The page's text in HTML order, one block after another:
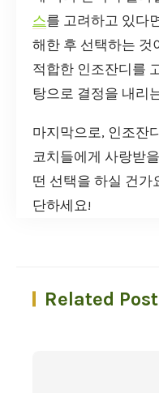
스를 고려하고 있다
해한 후 선택하는 것
적합한 인조잔디를
탕으로 결정을 내리
마지막으로, 인조잔
코치들에게 사랑받
떤 선택을 하실 건가
단하세요!
Related